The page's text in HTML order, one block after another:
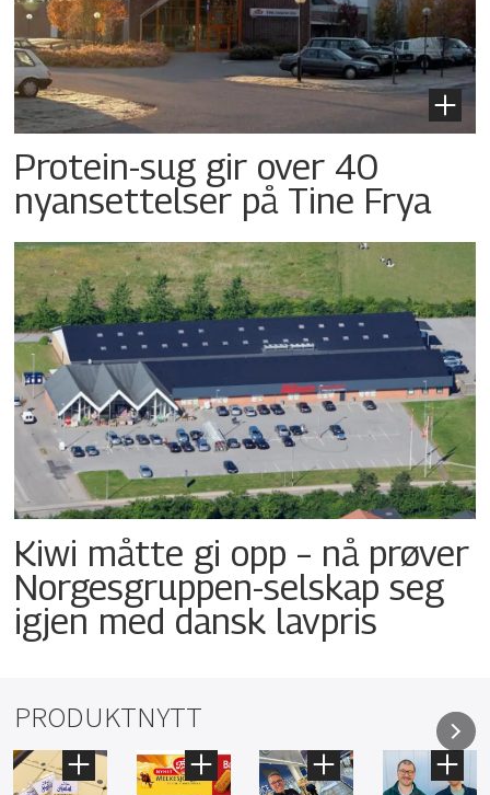
Protein-sug gir over 40
nyansettelser på Tine Frya
Kiwi måtte gi opp – nå prøver
Norgesgruppen-selskap seg
igjen med dansk lavpris
PRODUKTNYTT